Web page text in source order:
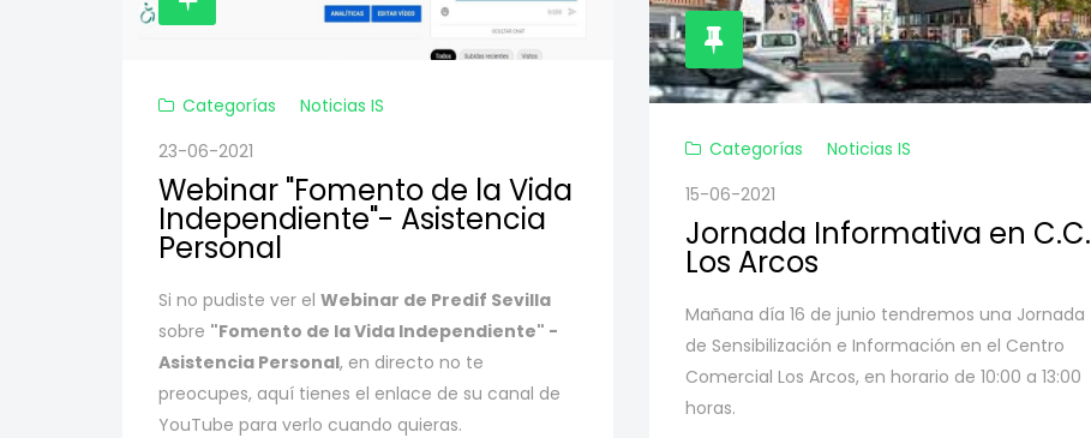
Categorías
Noticias IS
23-06-2021
Webinar "Fomento de la Vida
Independiente"- Asistencia
Personal
Si no pudiste ver el Webinar de Predif Sevilla
sobre "Fomento de la Vida Independiente" -
Asistencia Personal, en directo no te
preocupes, aquí tienes el enlace de su canal de
YouTube para verlo cuando quieras.
Categorías
Noticias IS
15-06-2021
Jornada Informativa en C.C.
Los Arcos
Mañana día 16 de junio tendremos una Jornada
de Sensibilización e Información en el Centro
Comercial Los Arcos, en horario de 10:00 a 13:00
horas.